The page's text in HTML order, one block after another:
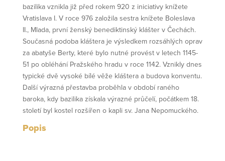
bazilika vznikla již před rokem 920 z iniciativy knížete
Vratislava I. V roce 976 založila sestra knížete Boleslava
II., Mlada, první ženský benediktinský klášter v Čechách.
Současná podoba kláštera je výsledkem rozsáhlých oprav
za abatyše Berty, které bylo nutné provést v letech 1145-
51 po obléhání Pražského hradu v roce 1142. Vznikly dnes
typické dvě vysoké bílé věže kláštera a budova konventu.
Další výrazná přestavba proběhla v období raného
baroka, kdy bazilika získala výrazné průčelí, počátkem 18.
století byl kostel rozšířen o kapli sv. Jana Nepomuckého.
Popis